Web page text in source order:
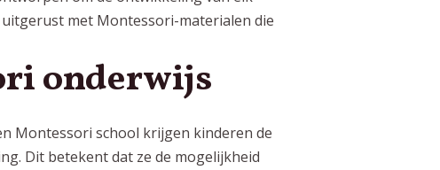
uitgerust met Montessori-materialen die
onderwijs
Montessori school krijgen kinderen de
Dit betekent dat ze de mogelijkheid